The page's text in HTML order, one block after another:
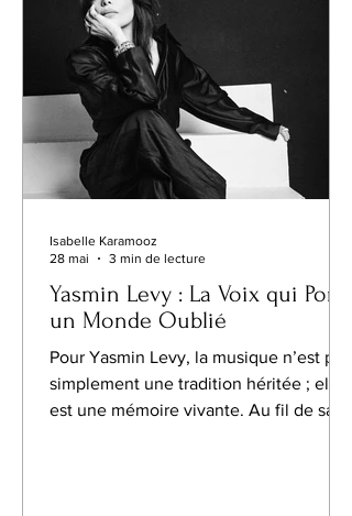
Yasmin Levy : La Voix qui Porte
un Monde Oublié
Pour Yasmin Levy, la musique n’est pas
simplement une tradition héritée ; elle
est une mémoire vivante. Au fil de sa
Isabelle Karamooz
28 mai
3 min de lecture